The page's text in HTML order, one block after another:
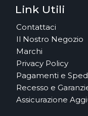
Link Utili
Contattaci
Il Nostro Negozio
Marchi
Privacy Policy
Pagamenti e
Recesso e
Assicurazione